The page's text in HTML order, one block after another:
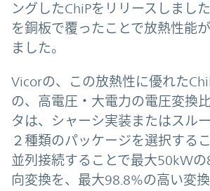
ングしたChiPをリリースしまし
を銅板で覆ったことで放熱性能
ました。
Vicorの、この放熱性に優れた
の、高電圧・大電力の電圧変換
タは、シャーシ実装またはスル
２種類のパッケージを選択する
並列接続することで最大50kW
向変換を、最大98.8%の高い変